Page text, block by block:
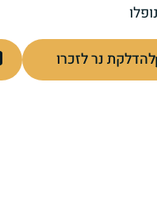
להדלקת נר לזכרו